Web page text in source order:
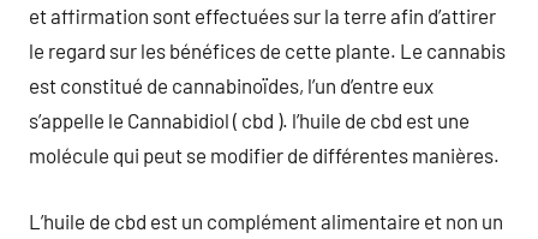
et affirmation sont effectuées sur la terre afin d’attirer
le regard sur les bénéfices de cette plante. Le cannabis
est constitué de cannabinoïdes, l’un d’entre eux
s’appelle le Cannabidiol ( cbd ). l’huile de cbd est une
molécule qui peut se modifier de différentes manières.
L’huile de cbd est un complément alimentaire et non un